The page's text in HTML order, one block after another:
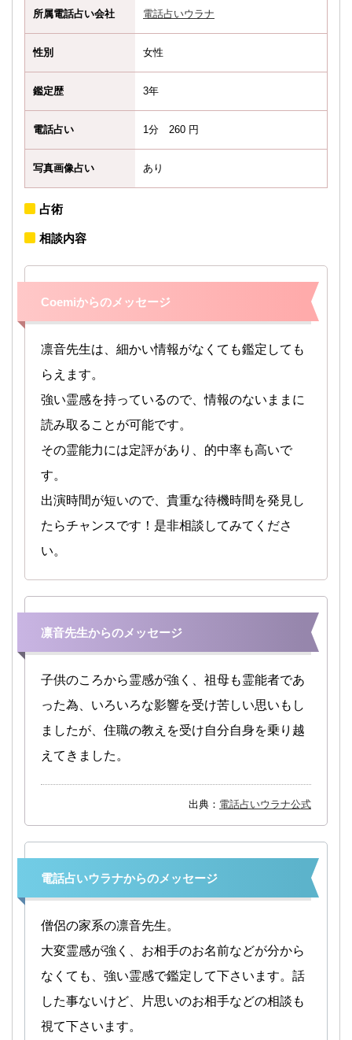
所属電話占い会社 電話占いウラナ
性別 女性
鑑定歴 3年
電話占い 1分 260 円
写真画像占い あり
占術
相談内容
Coemiからのメッセージ
凛音先生は、細かい情報がなくても鑑定しても
らえます。
強い霊感を持っているので、情報のないままに
読み取ることが可能です。
その霊能力には定評があり、的中率も高いで
す。
出演時間が短いので、貴重な待機時間を発見し
たらチャンスです！是非相談してみてくださ
い。
凛音先生からのメッセージ
子供のころから霊感が強く、祖母も霊能者であ
った為、いろいろな影響を受け苦しい思いもし
ましたが、住職の教えを受け自分自身を乗り越
えてきました。
出典： 電話占いウラナ公式
電話占いウラナからのメッセージ
僧侶の家系の凛音先生。
大変霊感が強く、お相手のお名前などが分から
なくても、強い霊感で鑑定して下さいます。話
した事ないけど、片思いのお相手などの相談も
視て下さいます。